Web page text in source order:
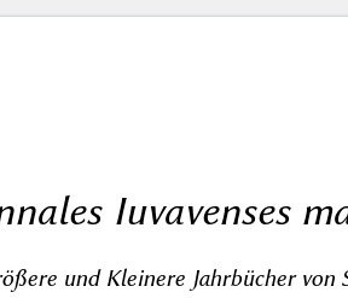
Iuvavenses
und Kleinere Jahrbücher von